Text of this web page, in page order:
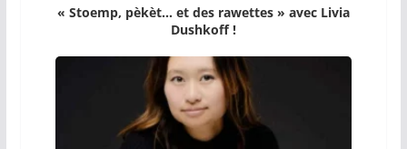
« Stoemp, pèkèt… et des rawettes » avec Livia
Dushkoff !